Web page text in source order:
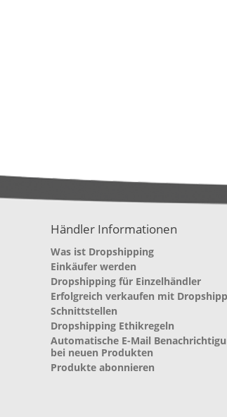
Händler Informationen
Was ist Dropshipping
Einkäufer werden
Dropshipping für Einzelhändler
Erfolgreich verkaufen mit
Schnittstellen
Dropshipping Ethikregeln
Automatische E-Mail
bei neuen Produkten
Produkte abonnieren